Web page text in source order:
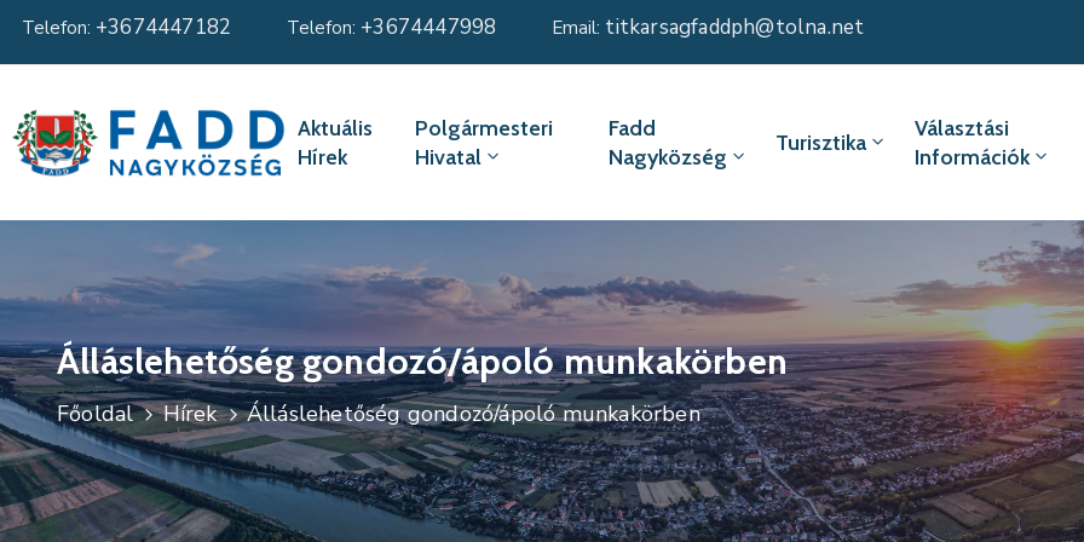
Telefon: +3674447182 Telefon: +3674447998 Email: titkarsagfaddph@tolna.net
Aktuális
Hírek
Polgármesteri
Hivatal
Fadd
Nagyközség
Turisztika
Választási
Információk
Álláslehetőség gondozó/ápoló munkakörben
Főoldal Hírek Álláslehetőség gondozó/ápoló munkakörben